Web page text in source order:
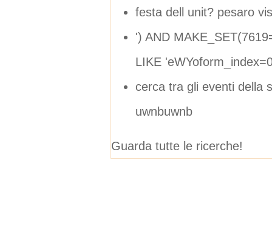
festa dell unit? pesaro
') AND
LIKE
cerca tra gli eventi della
uwnbuwnb
Guarda tutte le ricerche!